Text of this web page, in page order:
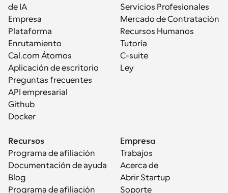
de IA
Empresa
Plataforma
Enrutamiento
Cal.com Átomos
Aplicación de escritorio
Preguntas frecuentes
API empresarial
Github
Docker
Servicios Profesionales
Mercado de Contratación
Recursos Humanos
Tutoría
C-suite
Ley
Recursos
Programa de afiliación
Documentación de ayuda
Blog
Programa de afiliación
Empresa
Trabajos
Acerca de
Abrir Startup
Soporte